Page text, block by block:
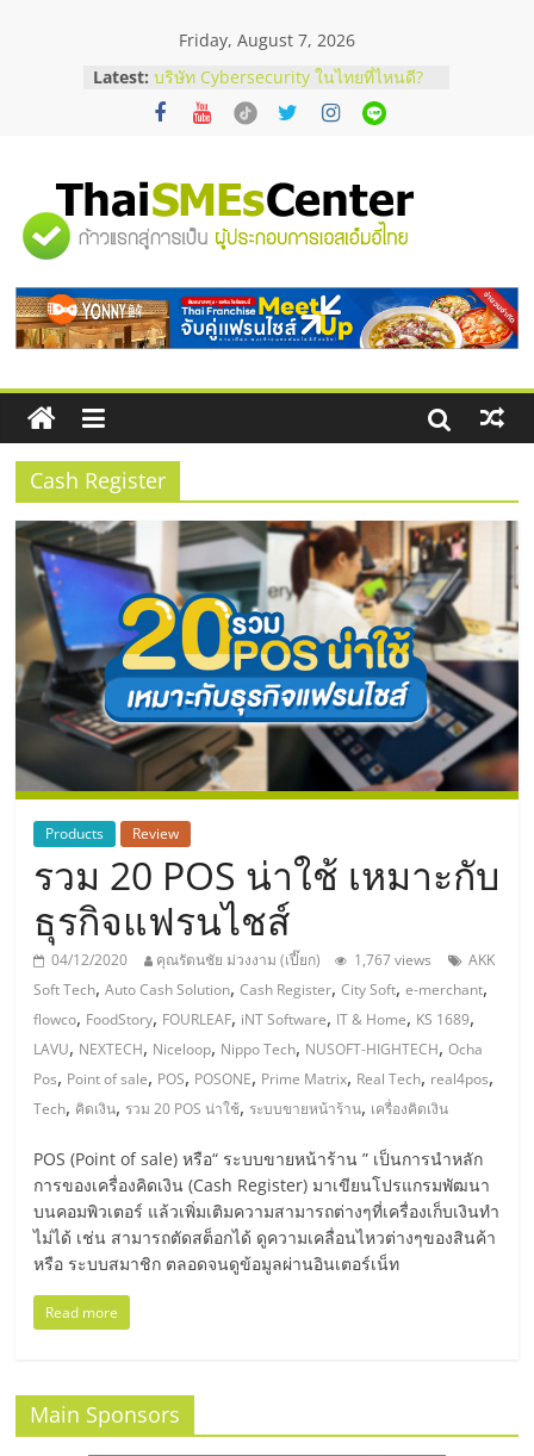
Friday, August 7, 2026
Latest:
ร้านเครื่องเสียงคุณภาพสูง พร้อม
โซลูชันระบบภาพและเสียง
บริษัท Cybersecurity ในไทยที่ไหนดี?
วิธีเลือกผู้ให้บริการให้คุ้มค่าและตอบ
เริ่มยังไงให้ผ่านฉลุย
สัมมนาออนไลน์ โอกาสบริหารสถานี
บริการน้ำมัน Shell
ThaiFranchise Meet Up จับคู่แฟรน
ไชส์ ครั้งที่ 8
"ศูนย์
รวม
ข้อมูล
ธุรกิจ
SME
แห่ง
ประเทศไทย,
ThaiSMEsCenter,
รวม
ธุรกิจ
เอ
ส
เอ็
มอี
ไทย,
SMEs,
แฟ
รน
ไชส์,
Cash Register
Products Review
รวม 20 POS น่าใช้ เหมาะกับ
ธุรกิจแฟรนไชส์
04/12/2020 คุณรัตนชัย ม่วงงาม (เปี๊ยก) 1,767 views
AKK
Soft Tech,Auto Cash Solution,Cash Register,City Soft,e-merchant,
flowco, FoodStory, FOURLEAF, iNT Software, IT & Home, KS 1689,
LAVU, NEXTECH, Niceloop, Nippo Tech, NUSOFT-HIGHTECH,Ocha
Pos, Point of sale, POS, POSONE, Prime Matrix, Real Tech, real4pos,
Tech, คิดเงิน, รวม 20 POS น่าใช้, ระบบขายหน้าร้าน, เครื่องคิดเงิน
POS (Point of sale) หรือ“ ระบบขายหน้าร้าน ” เป็นการนำหลัก
การของเครื่องคิดเงิน (Cash Register) มาเขียนโปรแกรมพัฒนา
บนคอมพิวเตอร์ แล้วเพิ่มเติมความสามารถต่างๆที่เครื่องเก็บเงินทำ
ไม่ได้ เช่น สามารถตัดสต็อกได้ ดูความเคลื่อนไหวต่างๆของสินค้า
หรือ ระบบสมาชิก ตลอดจนดูข้อมูลผ่านอินเตอร์เน็ท
Read more
Main Sponsors